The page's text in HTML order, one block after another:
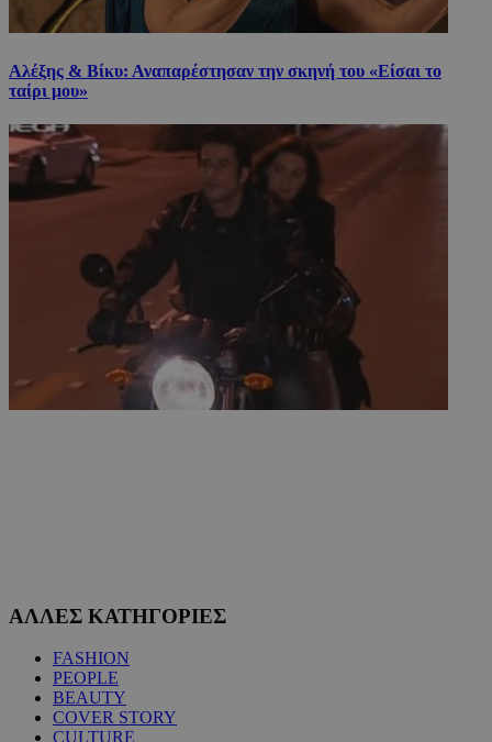
Αλέξης & Βίκυ: Αναπαρέστησαν την σκηνή του «Είσαι το
ταίρι μου»
ΑΛΛΕΣ ΚΑΤΗΓΟΡΙΕΣ
FASHION
PEOPLE
BEAUTY
COVER STORY
CULTURE